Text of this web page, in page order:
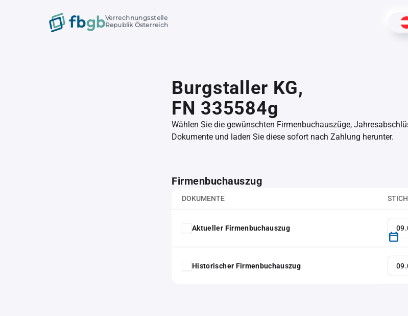
Verrechnungsstelle
Republik Österreich
Burgstaller KG,
FN 335584g
Wählen Sie die gewünschten Firmenbuchauszüge,
Dokumente und laden Sie diese sofort nach Zahlung herunter.
Firmenbuchauszug
DOKUMENTE
Aktueller Firmenbuchauszug
Historischer Firmenbuchauszug